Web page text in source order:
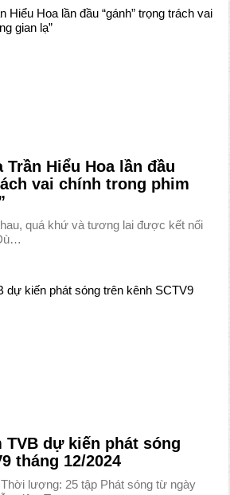
Trần Hiểu Hoa lần đầu
vai chính trong phim
quá khứ và tương lai được kết nối
TVB dự kiến phát sóng
tháng 12/2024
lượng: 25 tập Phát sóng từ ngày